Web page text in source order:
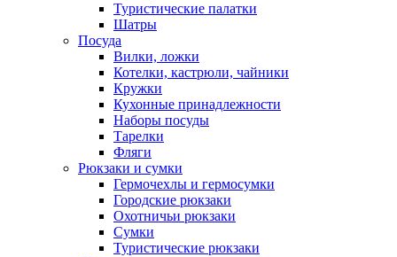
Туристические палатки
Шатры
Посуда
Вилки, ложки
Котелки, кастрюли, чайники
Кружки
Кухонные принадлежности
Наборы посуды
Тарелки
Фляги
Рюкзаки и сумки
Гермочехлы и гермосумки
Городские рюкзаки
Охотничьи рюкзаки
Сумки
Туристические рюкзаки